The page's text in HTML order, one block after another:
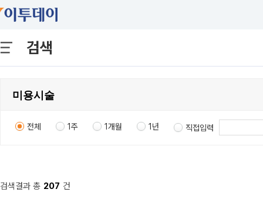
검색
전체 1주 1개월 1년 직접입력
검색결과 총 207 건